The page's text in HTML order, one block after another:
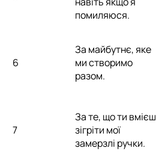
помиляюся.
6
За майбутнє, яке
ми створимо
разом.
7
За те, що ти вмієш
зігріти мої
замерзлі ручки.